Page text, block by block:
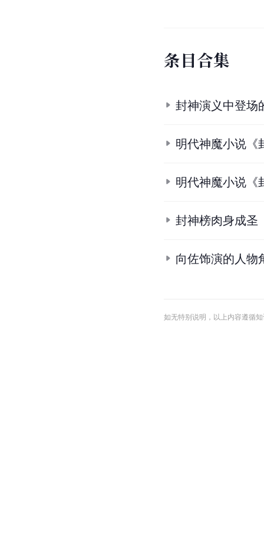
条目合集
封神演义中登场
明代神魔小说《
明代神魔小说《
封神榜肉身成圣
向佐饰演的人物
如无特别说明，以上内容遵循